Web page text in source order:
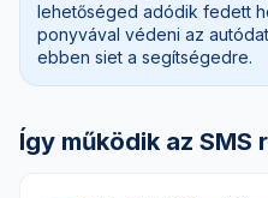
lehetőséged adódik fedett
ponyvával védeni az
ebben siet a segítségedre.
Így működik az SMS